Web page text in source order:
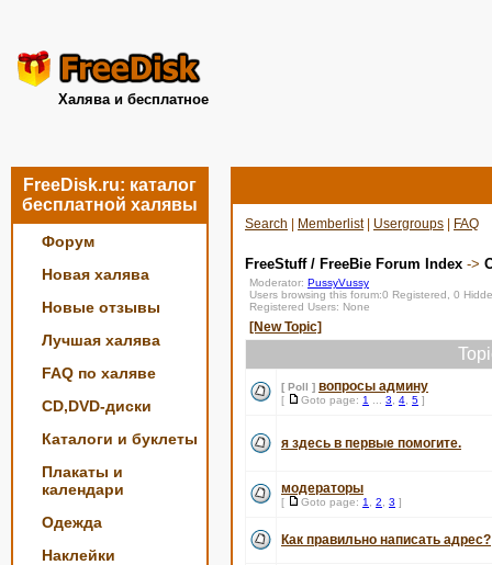
Халява и бесплатное
FreeDisk.ru: каталог
бесплатной халявы
Форум
Новая халява
Новые отзывы
Лучшая халява
FAQ по халяве
CD,DVD-диски
Каталоги и буклеты
Плакаты и
календари
Одежда
Наклейки
Search Memberlist| Usergroups FAQ
FreeStuff / FreeBie Forum Index ->
Moderator: PussyVussy
Users browsing this forum:0 Registered, 0
Registered Users: None
[New Topic]
[ Poll ] вопросы админу
[ Goto page: 1 3 4 5 ]
я здесь в первые помогите.
модераторы
[ Goto page: 1 2 3 ]
Как правильно написать адрес?